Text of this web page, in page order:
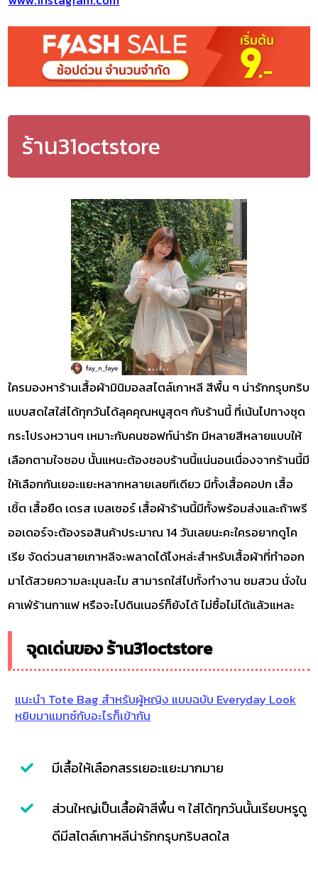
ร้าน31octstore
ใครมองหาร้านเสื้อผ้ามินิมอลสไตล์เกาหลี สีพื้น ๆ น่ารักกรุบกริบ
แบบสดใสใส่ได้ทุกวันได้ลุคคุณหนูสุดๆ กับร้านนี้ ที่เน้นไปทางชุด
กระโปรงหวานๆ เหมาะกับคนซอฟท์น่ารัก มีหลายสีหลายแบบให้
เลือกตามใจชอบ นั้นแหนะต้องชอบร้านนี้แน่นอนเนื่องจากร้านนี้มี
ให้เลือกกันเยอะแยะหลากหลายเลยทีเดียว มีทั้งเสื้อคอปก เสื้อ
เชิ้ต เสื้อยืด เดรส เบลเซอร์ เสื้อผ้าร้านนี้มีทั้งพร้อมส่งและถ้าพรี
ออเดอร์จะต้องรอสินค้าประมาณ 14 วันเลยนะคะใครอยากดูโค
เรีย จัดด่วนสายเกาหลีจะพลาดได้ไงหล่ะสำหรับเสื้อผ้าที่ทำออก
มาได้สวยความละมุนละไม สามารถใส่ไปทั้งทำงาน ชมสวน นั่งใน
คาเฟ่ร้านกาแฟ หรือจะไปดินเนอร์ก็ยังได้ ไม่ซื้อไม่ได้แล้วแหละ
จุดเด่นของ ร้าน31octstore
แนะนำ Tote Bag สำหรับผู้หญิง แบบฉบับ Everyday Look
หยิบมาแมทซ์กับอะไรก็เข้ากัน
มีเสื้อให้เลือกสรรเยอะแยะมากมาย
ส่วนใหญ่เป็นเสื้อผ้าสีพื้น ๆ ใส่ได้ทุกวันนั้นเรียบหรูดู
ดีมีสไตล์เกาหลีน่ารักกรุบกริบสดใส